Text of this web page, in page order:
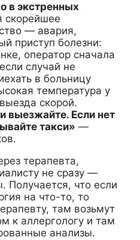
в экстренных
скорейшее
— авария,
приступ болезни:
оператор сначала
случай не
в больницу
температура у
скорой.
выезжайте. Если нет
такси» —
терапевта,
не сразу —
Получается, что если
на что-то, то
там возьмут
к аллергологу и там
анализы.